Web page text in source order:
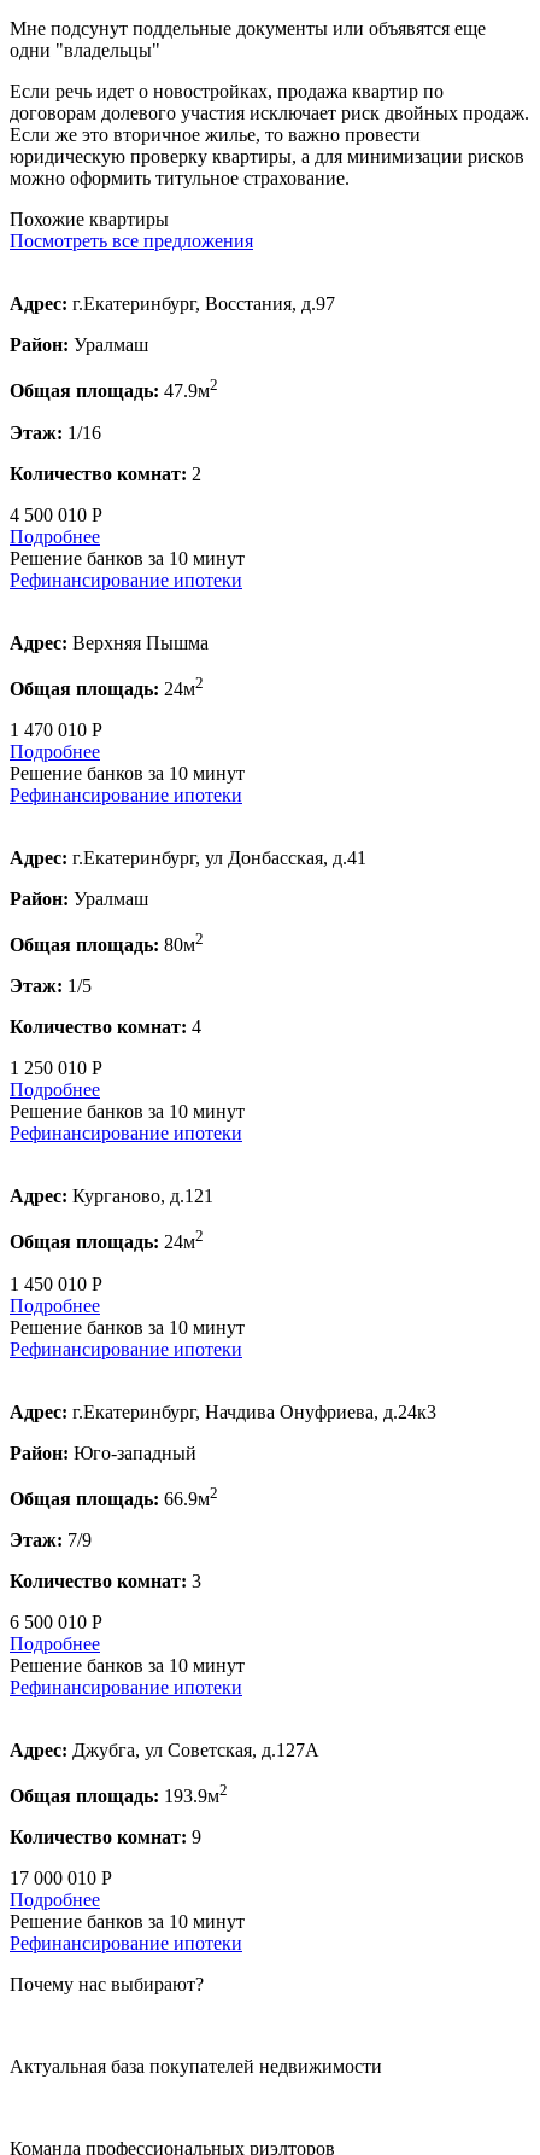
Мне подсунут поддельные документы или объявятся еще
одни "владельцы"
Если речь идет о новостройках, продажа квартир по
договорам долевого участия исключает риск двойных продаж.
Если же это вторичное жилье, то важно провести
юридическую проверку квартиры, а для минимизации рисков
можно оформить титульное страхование.
Похожие квартиры
Посмотреть все предложения
Адрес: г.Екатеринбург, Восстания, д.97
Район: Уралмаш
Общая площадь: 47.9м2
Этаж: 1/16
Количество комнат: 2
4 500 010 Р
Подробнее
Решение банков за 10 минут
Рефинансирование ипотеки
Адрес: Верхняя Пышма
Общая площадь: 24м2
1 470 010 Р
Подробнее
Решение банков за 10 минут
Рефинансирование ипотеки
Адрес: г.Екатеринбург, ул Донбасская, д.41
Район: Уралмаш
Общая площадь: 80м2
Этаж: 1/5
Количество комнат: 4
1 250 010 Р
Подробнее
Решение банков за 10 минут
Рефинансирование ипотеки
Адрес: Курганово, д.121
Общая площадь: 24м2
1 450 010 Р
Подробнее
Решение банков за 10 минут
Рефинансирование ипотеки
Адрес: г.Екатеринбург, Начдива Онуфриева, д.24к3
Район: Юго-западный
Общая площадь: 66.9м2
Этаж: 7/9
Количество комнат: 3
6 500 010 Р
Подробнее
Решение банков за 10 минут
Рефинансирование ипотеки
Адрес: Джубга, ул Советская, д.127А
Общая площадь: 193.9м2
Количество комнат: 9
17 000 010 Р
Подробнее
Решение банков за 10 минут
Рефинансирование ипотеки
Почему нас выбирают?
Актуальная база покупателей недвижимости
Команда профессиональных риэлторов